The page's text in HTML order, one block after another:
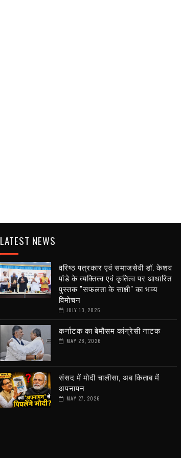
LATEST NEWS
वरिष्ठ पत्रकार एवं समाजसेवी डॉ. केशव
पांडे के व्यक्तित्व एवं कृतित्व पर आधारित
पुस्तक "सफलता के साक्षी" का भव्य
विमोचन
JULY 13, 2026
कर्नाटक का बेमौसम कांग्रेसी नाटक
MAY 28, 2026
संसद में मोदी चालीसा, अब किताब में
अपनापन
MAY 27, 2026